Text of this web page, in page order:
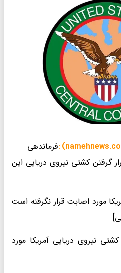
فرماندهی
گرفتن کشتی نیروی دریایی این
مورد اصابت قرار نگرفته است
نیروی دریایی آمریکا مورد